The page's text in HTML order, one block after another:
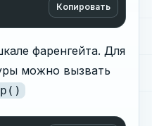
Копировать
фаренгейта. Для
можно вызвать